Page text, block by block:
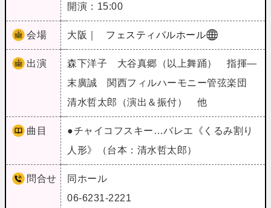
開演：15:00
会場 大阪｜ フェスティバルホール
出演
森下洋子 大谷真郷（以上舞踊） 指揮―
末廣誠 関西フィルハーモニー管弦楽団
清水哲太郎（演出＆振付） 他
曲目
●チャイコフスキー…バレエ《くるみ割り
人形》（台本：清水哲太郎）
問合せ
同ホール
06-6231-2221